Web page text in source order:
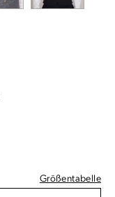
Größentabelle